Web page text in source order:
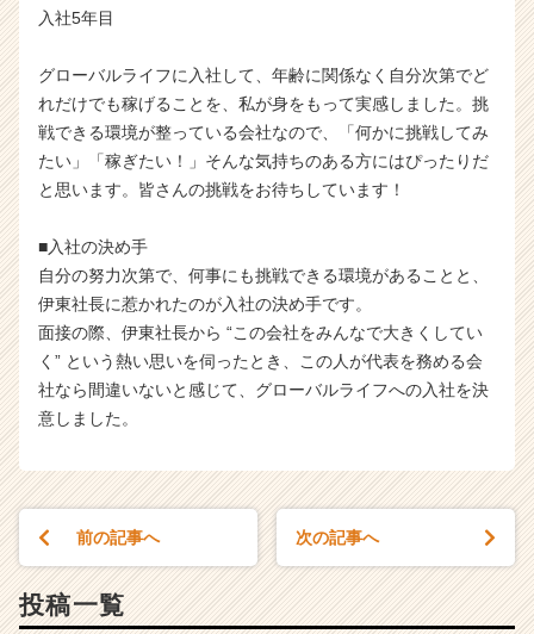
入社5年目
グローバルライフに入社して、年齢に関係なく自分次第でど
れだけでも稼げることを、私が身をもって実感しました。挑
戦できる環境が整っている会社なので、「何かに挑戦してみ
たい」「稼ぎたい！」そんな気持ちのある方にはぴったりだ
と思います。皆さんの挑戦をお待ちしています！
■入社の決め手
自分の努力次第で、何事にも挑戦できる環境があることと、
伊東社長に惹かれたのが入社の決め手です。
面接の際、伊東社長から “この会社をみんなで大きくしてい
く” という熱い思いを伺ったとき、この人が代表を務める会
社なら間違いないと感じて、グローバルライフへの入社を決
意しました。
前の記事へ 次の記事へ
投稿一覧